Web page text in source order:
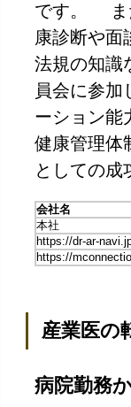
です。 ま
康診断や面
法規の知識
員会に参
ーション能
健康管理体
としての成
会社名
本社
https://dr-ar-
https://
産業医の
病院勤務